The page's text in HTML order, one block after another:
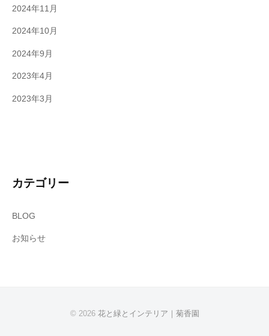
2024年11月
2024年10月
2024年9月
2023年4月
2023年3月
カテゴリー
BLOG
お知らせ
© 2026 花と緑とインテリア｜菊香園